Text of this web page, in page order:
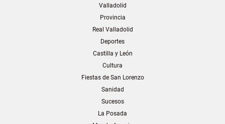
Valladolid
Provincia
Real Valladolid
Deportes
Castilla y León
Cultura
Fiestas de San Lorenzo
Sanidad
Sucesos
La Posada